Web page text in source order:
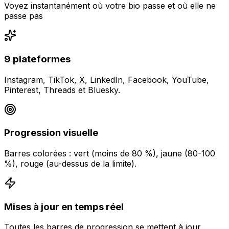
Voyez instantanément où votre bio passe et où elle ne
passe pas
9 plateformes
Instagram, TikTok, X, LinkedIn, Facebook, YouTube,
Pinterest, Threads et Bluesky.
Progression visuelle
Barres colorées : vert (moins de 80 %), jaune (80-100
%), rouge (au-dessus de la limite).
Mises à jour en temps réel